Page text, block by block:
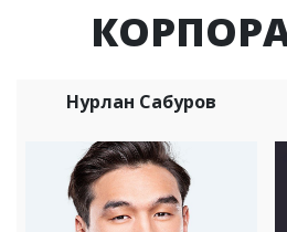
Нурлан Сабуров